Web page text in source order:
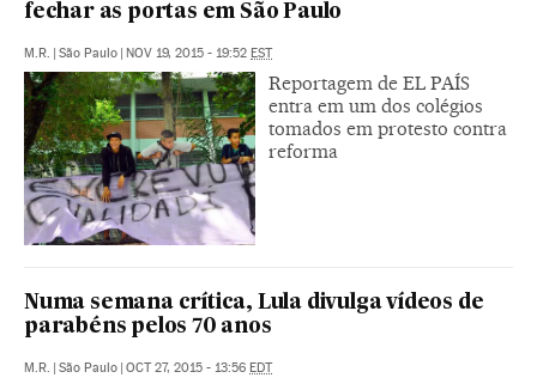
fechar as portas em São Paulo
M.R. | São Paulo | NOV 19, 2015 - 19:52 EST
Reportagem de EL PAÍS
entra em um dos colégios
tomados em protesto contra
reforma
Numa semana crítica, Lula divulga vídeos de
parabéns pelos 70 anos
M.R. | São Paulo | OCT 27, 2015 - 13:56 EDT